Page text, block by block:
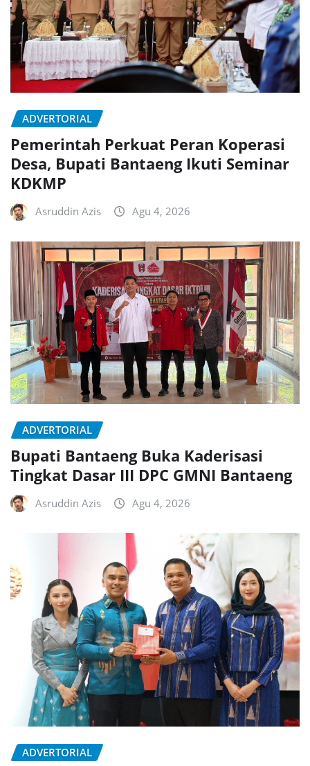
ADVERTORIAL
Pemerintah Perkuat Peran Koperasi
Desa, Bupati Bantaeng Ikuti Seminar
KDKMP
Asruddin Azis Agu 4, 2026
ADVERTORIAL
Bupati Bantaeng Buka Kaderisasi
Tingkat Dasar III DPC GMNI Bantaeng
Asruddin Azis Agu 4, 2026
ADVERTORIAL